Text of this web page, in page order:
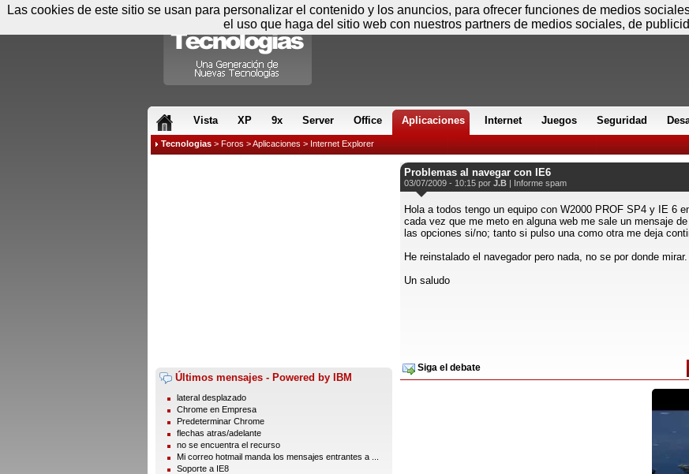
Vista XP 9x Server Office Aplicaciones Internet Juegos Seguridad
Tecnologias > Foros >Aplicaciones > Internet Explorer
Últimos mensajes - Powered by IBM
lateral desplazado
Chrome en Empresa
Predeterminar Chrome
flechas atras/adelante
no se encuentra el recurso
Mi correo hotmail manda los mensajes entrantes a ...
Soporte a IE8
Problemas al navegar con IE6
03/07/2009 - 10:15 por J.B | Informe spam
Hola a todos tengo un equipo con W2000 PROF SP4 y IE 6
cada vez que me meto en alguna web me sale un mensaje
las opciones si/no; tanto si pulso una como otra me deja
He reinstalado el navegador pero nada, no se por donde mirar.
Un saludo
Siga el debate
Las cookies de este sitio se usan para personalizar el contenido y los anuncios, para ofrecer funciones de medios
el uso que haga del sitio web con nuestros partners de medios sociales, de